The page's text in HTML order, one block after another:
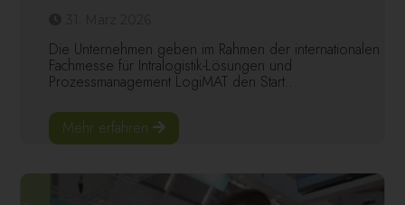
Die Unternehmen geben im Rahmen der internationalen
Fachmesse für Intralogistik-Lösungen und
Prozessmanagement LogiMAT den Start...
Mehr erfahren